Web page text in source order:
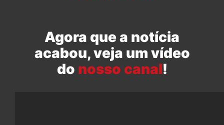
Agora que a notícia
acabou, veja um vídeo
do nosso canal!